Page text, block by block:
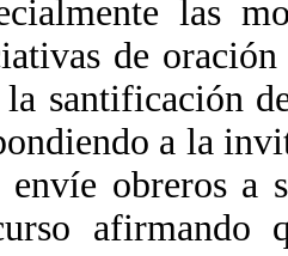
las
de
santificación
a la
envíe obreros a
afirmando